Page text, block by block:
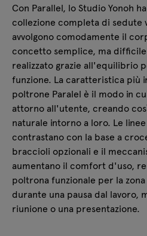
Con Parallel, lo Studio Yonoh
collezione completa di sedute
avvolgono comodamente il
concetto semplice, ma difficile
realizzato grazie all'equilibrio
funzione. La caratteristica più
poltrone Paralel è il modo in
attorno all'utente, creando
naturale intorno a loro. Le
contrastano con la base a
braccioli opzionali e il
aumentano il comfort d'uso,
poltrona funzionale per la
durante una pausa dal lavoro,
riunione o una presentazione.